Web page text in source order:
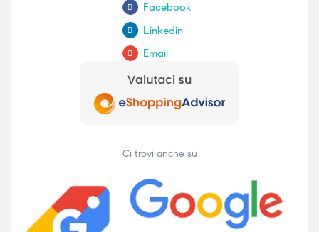
Facebook
Linkedin
Email
Ci trovi anche su